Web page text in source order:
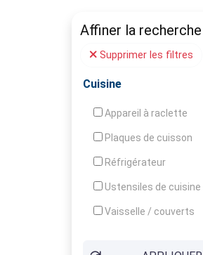
Affiner la recherche
Supprimer les filtres
Cuisine
Appareil à raclette
Plaques de cuisson
Réfrigérateur
Ustensiles de cuisine
Vaisselle / couverts